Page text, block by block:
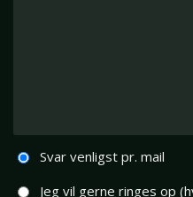
Svar venligst pr. mail
Jeg vil gerne ringes op